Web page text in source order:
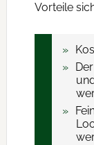
Vorteile